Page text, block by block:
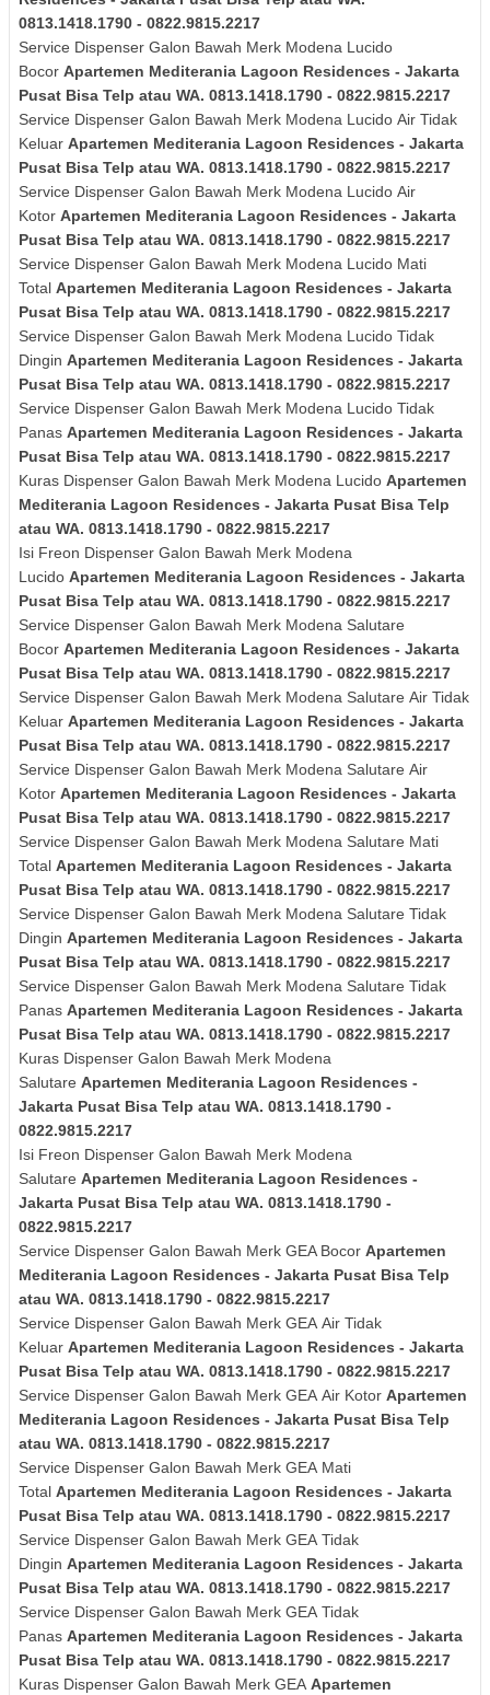
0813.1418.1790 - 0822.9815.2217
Service Dispenser Galon Bawah Merk Modena Lucido
Bocor Apartemen Mediterania Lagoon Residences - Jakarta
Pusat Bisa Telp atau WA. 0813.1418.1790 - 0822.9815.2217
Service Dispenser Galon Bawah Merk Modena Lucido Air Tidak
Keluar Apartemen Mediterania Lagoon Residences - Jakarta
Pusat Bisa Telp atau WA. 0813.1418.1790 - 0822.9815.2217
Service Dispenser Galon Bawah Merk Modena Lucido Air
Kotor Apartemen Mediterania Lagoon Residences - Jakarta
Pusat Bisa Telp atau WA. 0813.1418.1790 - 0822.9815.2217
Service Dispenser Galon Bawah Merk Modena Lucido Mati
Total Apartemen Mediterania Lagoon Residences - Jakarta
Pusat Bisa Telp atau WA. 0813.1418.1790 - 0822.9815.2217
Service Dispenser Galon Bawah Merk Modena Lucido Tidak
Dingin Apartemen Mediterania Lagoon Residences - Jakarta
Pusat Bisa Telp atau WA. 0813.1418.1790 - 0822.9815.2217
Service Dispenser Galon Bawah Merk Modena Lucido Tidak
Panas Apartemen Mediterania Lagoon Residences - Jakarta
Pusat Bisa Telp atau WA. 0813.1418.1790 - 0822.9815.2217
Kuras Dispenser Galon Bawah Merk Modena Lucido Apartemen
Mediterania Lagoon Residences - Jakarta Pusat Bisa Telp
atau WA. 0813.1418.1790 - 0822.9815.2217
Isi Freon Dispenser Galon Bawah Merk Modena
Lucido Apartemen Mediterania Lagoon Residences - Jakarta
Pusat Bisa Telp atau WA. 0813.1418.1790 - 0822.9815.2217
Service Dispenser Galon Bawah Merk Modena Salutare
Bocor Apartemen Mediterania Lagoon Residences - Jakarta
Pusat Bisa Telp atau WA. 0813.1418.1790 - 0822.9815.2217
Service Dispenser Galon Bawah Merk Modena Salutare Air Tidak
Keluar Apartemen Mediterania Lagoon Residences - Jakarta
Pusat Bisa Telp atau WA. 0813.1418.1790 - 0822.9815.2217
Service Dispenser Galon Bawah Merk Modena Salutare Air
Kotor Apartemen Mediterania Lagoon Residences - Jakarta
Pusat Bisa Telp atau WA. 0813.1418.1790 - 0822.9815.2217
Service Dispenser Galon Bawah Merk Modena Salutare Mati
Total Apartemen Mediterania Lagoon Residences - Jakarta
Pusat Bisa Telp atau WA. 0813.1418.1790 - 0822.9815.2217
Service Dispenser Galon Bawah Merk Modena Salutare Tidak
Dingin Apartemen Mediterania Lagoon Residences - Jakarta
Pusat Bisa Telp atau WA. 0813.1418.1790 - 0822.9815.2217
Service Dispenser Galon Bawah Merk Modena Salutare Tidak
Panas Apartemen Mediterania Lagoon Residences - Jakarta
Pusat Bisa Telp atau WA. 0813.1418.1790 - 0822.9815.2217
Kuras Dispenser Galon Bawah Merk Modena
Salutare Apartemen Mediterania Lagoon Residences -
Jakarta Pusat Bisa Telp atau WA. 0813.1418.1790 -
0822.9815.2217
Isi Freon Dispenser Galon Bawah Merk Modena
Salutare Apartemen Mediterania Lagoon Residences -
Jakarta Pusat Bisa Telp atau WA. 0813.1418.1790 -
0822.9815.2217
Service Dispenser Galon Bawah Merk GEA Bocor Apartemen
Mediterania Lagoon Residences - Jakarta Pusat Bisa Telp
atau WA. 0813.1418.1790 - 0822.9815.2217
Service Dispenser Galon Bawah Merk GEA Air Tidak
Keluar Apartemen Mediterania Lagoon Residences - Jakarta
Pusat Bisa Telp atau WA. 0813.1418.1790 - 0822.9815.2217
Service Dispenser Galon Bawah Merk GEA Air Kotor Apartemen
Mediterania Lagoon Residences - Jakarta Pusat Bisa Telp
atau WA. 0813.1418.1790 - 0822.9815.2217
Service Dispenser Galon Bawah Merk GEA Mati
Total Apartemen Mediterania Lagoon Residences - Jakarta
Pusat Bisa Telp atau WA. 0813.1418.1790 - 0822.9815.2217
Service Dispenser Galon Bawah Merk GEA Tidak
Dingin Apartemen Mediterania Lagoon Residences - Jakarta
Pusat Bisa Telp atau WA. 0813.1418.1790 - 0822.9815.2217
Service Dispenser Galon Bawah Merk GEA Tidak
Panas Apartemen Mediterania Lagoon Residences - Jakarta
Pusat Bisa Telp atau WA. 0813.1418.1790 - 0822.9815.2217
Kuras Dispenser Galon Bawah Merk GEA Apartemen